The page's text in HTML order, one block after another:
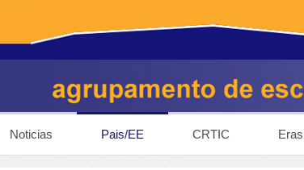
Noticias Pais/EE CRTIC